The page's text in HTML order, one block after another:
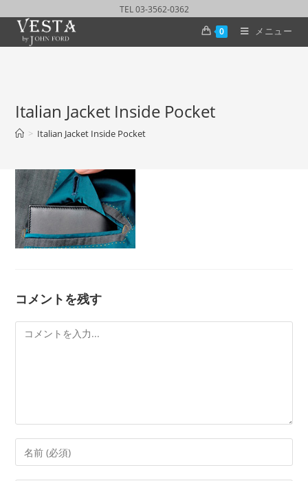
TEL 03-3562-0362
0
メニュー
Italian Jacket Inside Pocket
> Italian Jacket Inside Pocket
コメントを残す